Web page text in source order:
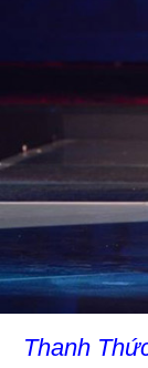
Thanh